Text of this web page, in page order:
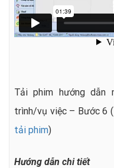
Tải phim hướng dẫn
trình/vụ việc – Bước 6
tải phim)
Hướng dẫn chi tiết